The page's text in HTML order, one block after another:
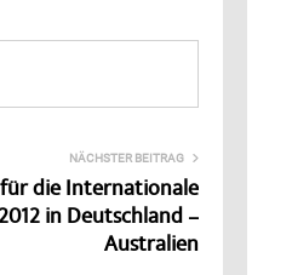
NÄCHSTER BEITRAG
die Internationale
in Deutschland –
Australien